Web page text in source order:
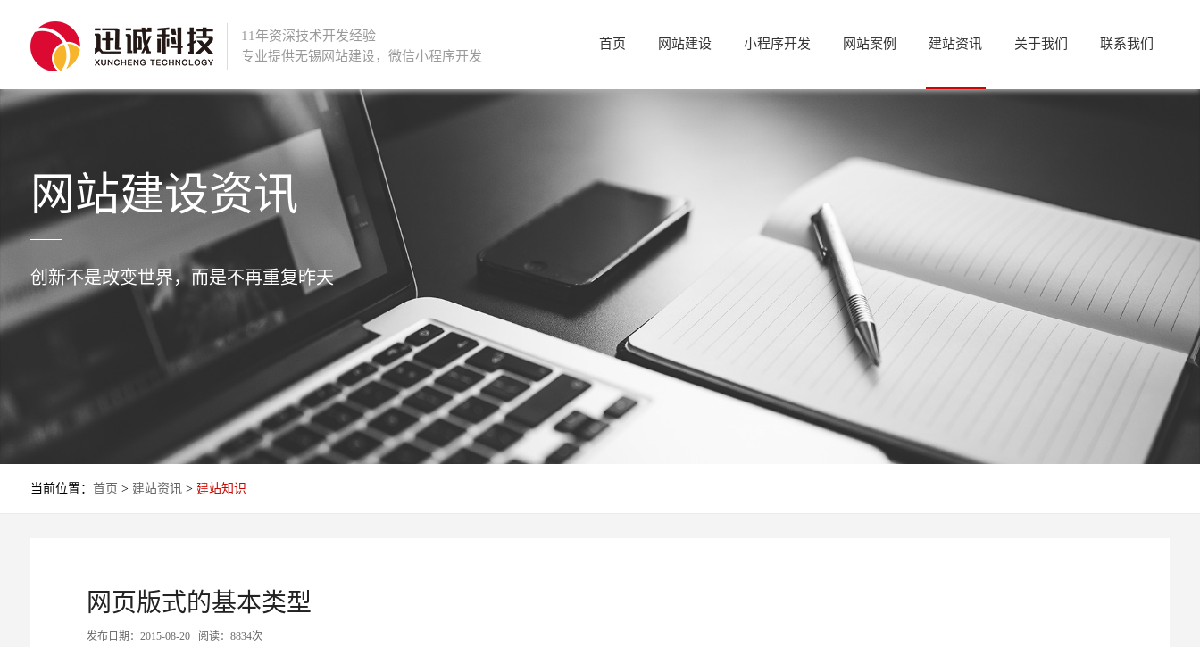
11年资深技术开发经验
专业提供无锡网站建设，微信小程序开发
首页 网站建设 小程序开发 网站案例 建站资讯 关于我们 联系我们
网站建设资讯
创新不是改变世界，而是不再重复昨天
当前位置： 首页 > 建站资讯> 建站知识
网页版式的基本类型
发布日期：2015-08-20 阅读：8834次